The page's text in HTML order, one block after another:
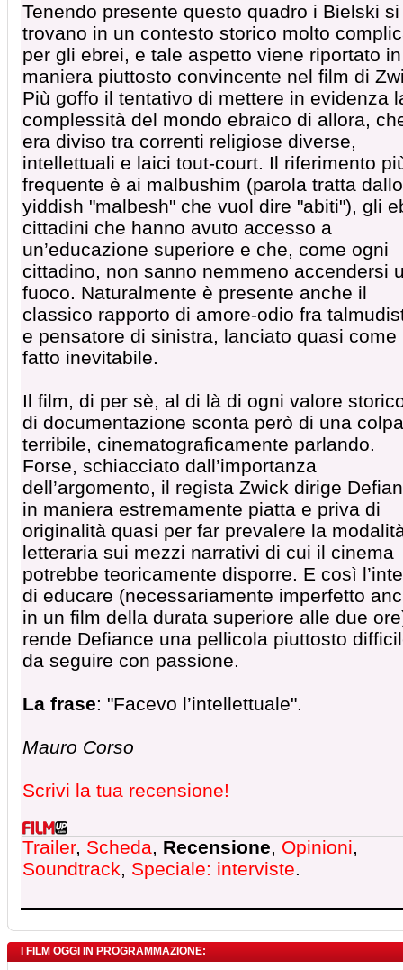
Tenendo presente questo quadro i Bielski si
trovano in un contesto storico molto
per gli ebrei, e tale aspetto viene riportato in
maniera piuttosto convincente nel film di
Più goffo il tentativo di mettere in evidenza
complessità del mondo ebraico di allora,
era diviso tra correnti religiose diverse,
intellettuali e laici tout-court. Il riferimento
frequente è ai malbushim (parola tratta dallo
yiddish "malbesh" che vuol dire "abiti"), gli
cittadini che hanno avuto accesso a
un’educazione superiore e che, come ogni
cittadino, non sanno nemmeno accendersi
fuoco. Naturalmente è presente anche il
classico rapporto di amore-odio fra
e pensatore di sinistra, lanciato quasi come
fatto inevitabile.
Il film, di per sè, al di là di ogni valore
di documentazione sconta però di una colpa
terribile, cinematograficamente parlando.
Forse, schiacciato dall’importanza
dell’argomento, il regista Zwick dirige
in maniera estremamente piatta e priva di
originalità quasi per far prevalere la
letteraria sui mezzi narrativi di cui il cinema
potrebbe teoricamente disporre. E così
di educare (necessariamente imperfetto
in un film della durata superiore alle due
rende Defiance una pellicola piuttosto
da seguire con passione.
La frase: "Facevo l’intellettuale".
Mauro Corso
Scrivi la tua recensione!
Trailer, Scheda, Recensione, Opinioni,
Soundtrack, Speciale: interviste.
I FILM OGGI IN PROGRAMMAZIONE: